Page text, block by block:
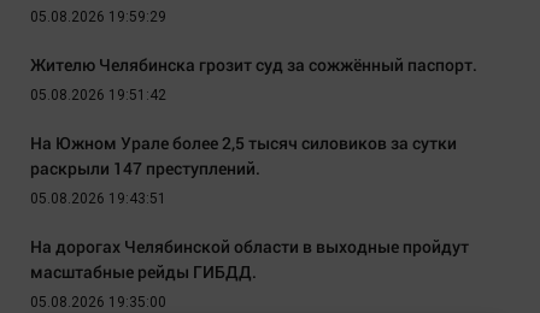
05.08.2026 19:59:29
Жителю Челябинска грозит суд за сожжённый паспорт.
05.08.2026 19:51:42
На Южном Урале более 2,5 тысяч силовиков за сутки
раскрыли 147 преступлений.
05.08.2026 19:43:51
На дорогах Челябинской области в выходные пройдут
масштабные рейды ГИБДД.
05.08.2026 19:35:00